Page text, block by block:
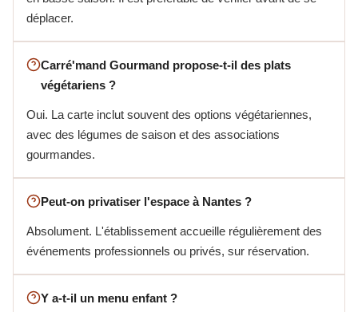
déplacer.
Carré'mand Gourmand propose-t-il des plats
végétariens ?
Oui. La carte inclut souvent des options végétariennes,
avec des légumes de saison et des associations
gourmandes.
Peut-on privatiser l'espace à Nantes ?
Absolument. L'établissement accueille régulièrement des
événements professionnels ou privés, sur réservation.
Y a-t-il un menu enfant ?